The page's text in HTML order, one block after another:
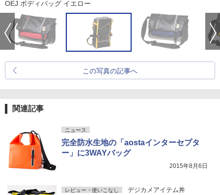
OEJ ボディバッグ イエロー
この写真の記事へ
関連記事
ニュース
完全防水生地の「aostaインターセプタ
ー」に3WAYバッグ
2015年8月6日
レビュー・使いこなし デジカメアイテム丼